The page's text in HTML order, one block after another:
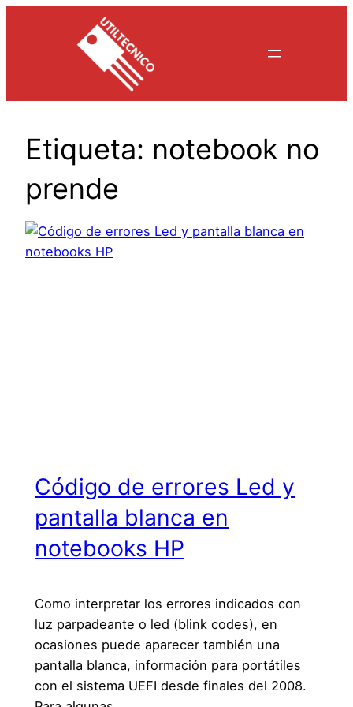
Etiqueta: notebook no
prende
Código de errores Led y
pantalla blanca en
notebooks HP
Como interpretar los errores indicados con
luz parpadeante o led (blink codes), en
ocasiones puede aparecer también una
pantalla blanca, información para portátiles
con el sistema UEFI desde finales del 2008.